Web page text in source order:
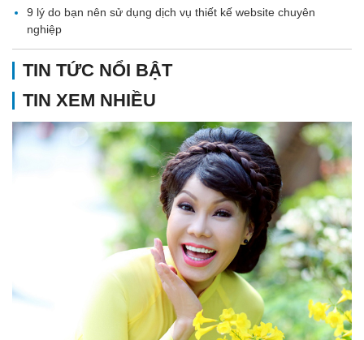
9 lý do bạn nên sử dụng dịch vụ thiết kế website chuyên
nghiệp
TIN TỨC NỔI BẬT
TIN XEM NHIỀU